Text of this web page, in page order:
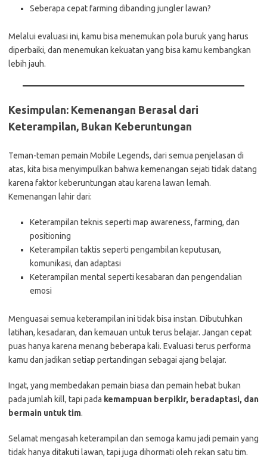
Seberapa cepat farming dibanding jungler lawan?
Melalui evaluasi ini, kamu bisa menemukan pola buruk yang harus
diperbaiki, dan menemukan kekuatan yang bisa kamu kembangkan
lebih jauh.
Kesimpulan: Kemenangan Berasal dari
Keterampilan, Bukan Keberuntungan
Teman-teman pemain Mobile Legends, dari semua penjelasan di
atas, kita bisa menyimpulkan bahwa kemenangan sejati tidak datang
karena faktor keberuntungan atau karena lawan lemah.
Kemenangan lahir dari:
Keterampilan teknis seperti map awareness, farming, dan
positioning
Keterampilan taktis seperti pengambilan keputusan,
komunikasi, dan adaptasi
Keterampilan mental seperti kesabaran dan pengendalian
emosi
Menguasai semua keterampilan ini tidak bisa instan. Dibutuhkan
latihan, kesadaran, dan kemauan untuk terus belajar. Jangan cepat
puas hanya karena menang beberapa kali. Evaluasi terus performa
kamu dan jadikan setiap pertandingan sebagai ajang belajar.
Ingat, yang membedakan pemain biasa dan pemain hebat bukan
pada jumlah kill, tapi pada kemampuan berpikir, beradaptasi, dan
bermain untuk tim.
Selamat mengasah keterampilan dan semoga kamu jadi pemain yang
tidak hanya ditakuti lawan, tapi juga dihormati oleh rekan satu tim.